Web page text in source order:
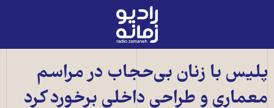
رادیو
زمانه
صفحه
اصلی
پلیس با زنان بی‌حجاب در مراسم
معماری و طراحی داخلی برخورد کرد